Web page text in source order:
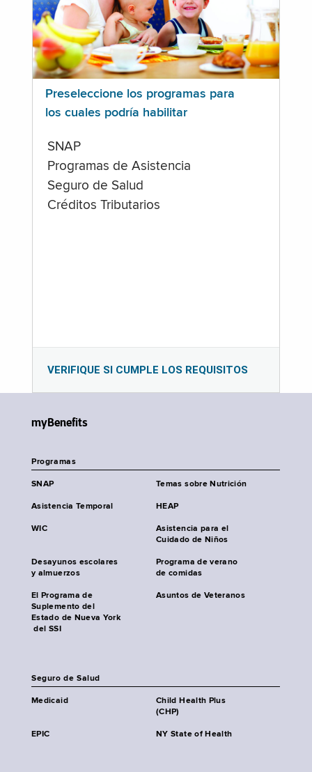
Preseleccione los programas para
los cuales podría habilitar
SNAP
Programas de Asistencia
Seguro de Salud
Créditos Tributarios
VERIFIQUE SI CUMPLE LOS REQUISITOS
myBenefits
Programas
SNAP Temas sobre Nutrición
Asistencia Temporal HEAP
WIC
Asistencia para el
Cuidado de Niños
Desayunos escolares
y almuerzos
Programa de verano
de comidas
El Programa de
Suplemento del
Estado de Nueva York
del SSI
Asuntos de Veteranos
Seguro de Salud
Medicaid
Child Health Plus
(CHP)
EPIC NY State of Health